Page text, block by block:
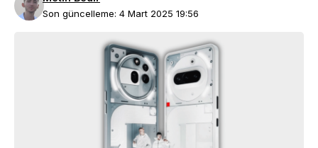
Son güncelleme: 4 Mart 2025 19:56